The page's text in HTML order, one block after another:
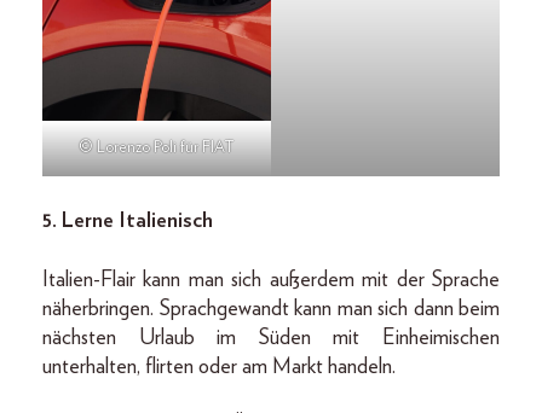
© Lorenzo Poli für FIAT
5. Lerne Italienisch
Italien-Flair kann man sich außerdem mit der Sprache
näherbringen. Sprachgewandt kann man sich dann beim
nächsten Urlaub im Süden mit Einheimischen
unterhalten, flirten oder am Markt handeln.